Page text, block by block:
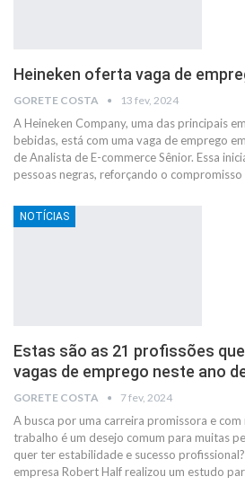
Heineken oferta vaga de
GORETE COSTA 13 fev, 2024
A Heineken Company, uma das principais
bebidas, está com uma vaga de emprego
de Analista de E-commerce Sênior. Essa
pessoas negras, reforçando o
NOTÍCIAS
Estas são as 21 profissões
vagas de emprego neste ano
GORETE COSTA 7 fev, 2024
A busca por uma carreira promissora e
trabalho é um desejo comum para muitas
quer ter estabilidade e sucesso
empresa Robert Half realizou um estudo